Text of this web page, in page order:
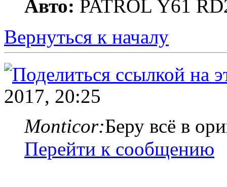
Авто: PATROL Y61
Вернуться к началу
2017, 20:25
Monticor:Беру всё в
Перейти к сообщению